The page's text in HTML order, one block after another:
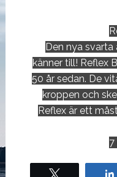
Den nya
känner till! Reflex
50 år sedan. De
kroppen och
Reflex är ett
7